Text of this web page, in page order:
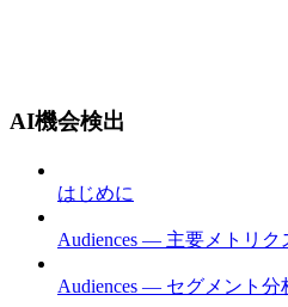
AI機会検出
はじめに
Audiences — 主要メトリク
Audiences — セグメント分